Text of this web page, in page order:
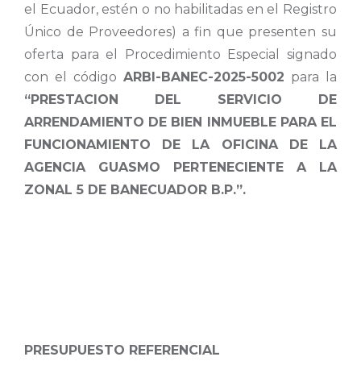
el Ecuador, estén o no habilitadas en el Registro
Único de Proveedores) a fin que presenten su
oferta para el Procedimiento Especial signado
con el código ARBI-BANEC-2025-5002 para la
“PRESTACION DEL SERVICIO DE
ARRENDAMIENTO DE BIEN INMUEBLE PARA EL
FUNCIONAMIENTO DE LA OFICINA DE LA
AGENCIA GUASMO PERTENECIENTE A LA
ZONAL 5 DE BANECUADOR B.P.”.
PRESUPUESTO REFERENCIAL